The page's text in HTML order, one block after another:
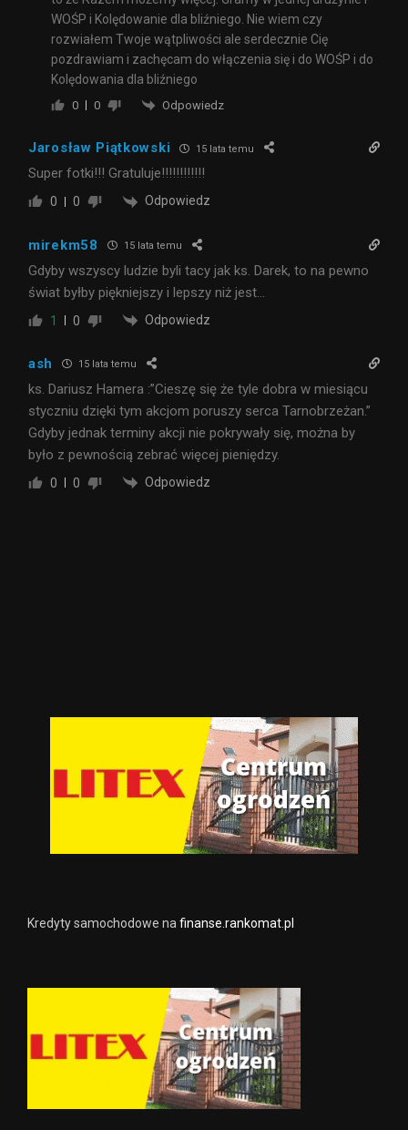
WOŚP i Kolędowanie dla bliźniego. Nie wiem czy
rozwiałem Twoje wątpliwości ale serdecznie Cię
pozdrawiam i zachęcam do włączenia się i do WOŚP i do
Kolędowania dla bliźniego
0 0 Odpowiedz
Jarosław Piątkowski 15 lata temu
Super fotki!!! Gratuluje!!!!!!!!!!!!
0 0 Odpowiedz
mirekm58 15 lata temu
Gdyby wszyscy ludzie byli tacy jak ks. Darek, to na pewno
świat byłby piękniejszy i lepszy niż jest…
1 0 Odpowiedz
ash 15 lata temu
ks. Dariusz Hamera :”Cieszę się że tyle dobra w miesiącu
styczniu dzięki tym akcjom poruszy serca Tarnobrzeżan.”
Gdyby jednak terminy akcji nie pokrywały się, można by
było z pewnością zebrać więcej pieniędzy.
0 0 Odpowiedz
Kredyty samochodowe na finanse.rankomat.pl